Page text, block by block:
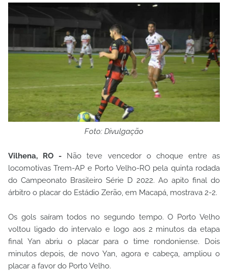
Foto: Divulgação
Vilhena, RO - Não teve vencedor o choque entre as
locomotivas Trem-AP e Porto Velho-RO pela quinta rodada
do Campeonato Brasileiro Série D 2022. Ao apito final do
árbitro o placar do Estádio Zerão, em Macapá, mostrava 2-2.
Os gols saíram todos no segundo tempo. O Porto Velho
voltou ligado do intervalo e logo aos 2 minutos da etapa
final Yan abriu o placar para o time rondoniense. Dois
minutos depois, de novo Yan, agora e cabeça, ampliou o
placar a favor do Porto Velho.